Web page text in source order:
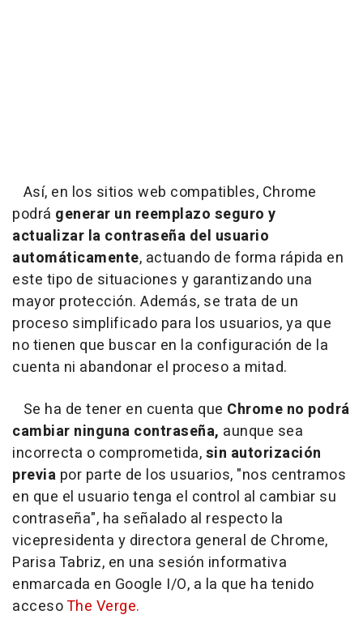
Así, en los sitios web compatibles, Chrome
podrá generar un reemplazo seguro y
actualizar la contraseña del usuario
automáticamente, actuando de forma rápida en
este tipo de situaciones y garantizando una
mayor protección. Además, se trata de un
proceso simplificado para los usuarios, ya que
no tienen que buscar en la configuración de la
cuenta ni abandonar el proceso a mitad.
Se ha de tener en cuenta que Chrome no podrá
cambiar ninguna contraseña, aunque sea
incorrecta o comprometida,sin autorización
previa por parte de los usuarios, "nos centramos
en que el usuario tenga el control al cambiar su
contraseña", ha señalado al respecto la
vicepresidenta y directora general de Chrome,
Parisa Tabriz, en una sesión informativa
enmarcada en Google I/O, a la que ha tenido
accesoThe Verge.